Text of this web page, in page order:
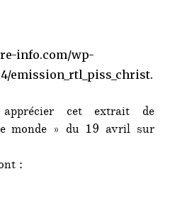
info.com/wp-
emission_rtl_piss_christ.
cet extrait de
monde » du 19 avril sur
: